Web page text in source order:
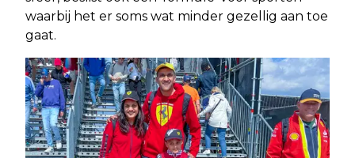
waarbij het er soms wat minder gezellig aan toe
gaat.